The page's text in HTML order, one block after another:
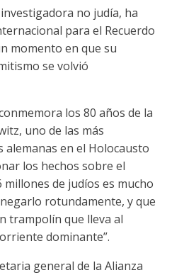
no judía, ha
para el Recuerdo
momento en que su
se volvió
los 80 años de la
uno de las más
alemanas en el Holocausto
los hechos sobre el
de judíos es mucho
rotundamente, y que
trampolín que lleva al
dominante”.
general de la Alianza